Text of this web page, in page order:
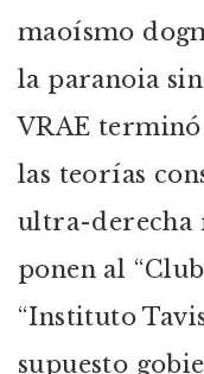
maoísmo
la paranoia
VRAE
las teorías
ultra-derecha
ponen al
“Instituto
supuesto